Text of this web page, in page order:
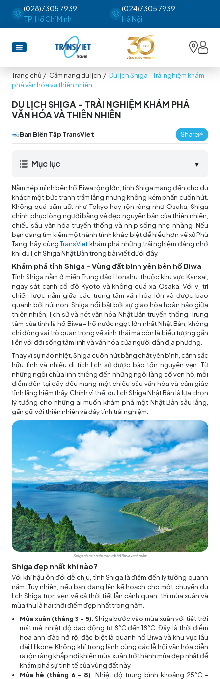
(028)7305 7939
TP. Hồ Chí Minh
(024)7305 7939
Hà Nội
Trang chủ / Cẩm nang du lịch / Du lịch Shiga - Trải nghiệm khám
phá văn hóa và thiên nhiên
DU LỊCH SHIGA - TRẢI NGHIỆM KHÁM PHÁ
VĂN HÓA VÀ THIÊN NHIÊN
Ban Biên Tập TransViet Share
Mục lục ▼
Nằm nép mình bên hồ Biwa rộng lớn, tỉnh Shiga mang đến cho du
khách một bức tranh trầm lắng nhưng không kém phần cuốn hút.
Không quá sầm uất như Tokyo hay rộn ràng như Osaka, Shiga
chinh phục lòng người bằng vẻ đẹp nguyên bản của thiên nhiên,
chiều sâu văn hóa truyền thống và nhịp sống nhẹ nhàng. Nếu
bạn đang tìm kiếm một hành trình khác biệt để hiểu hơn về xứ Phù
Tang, hãy cùngTransVietkhám phá những trải nghiệm đáng nhớ
khi du lịch Shiga Nhật Bản trong bài viết dưới đây.
Khám phá tỉnh Shiga - Vùng đất bình yên bên hồ Biwa
Tỉnh Shiga nằm ở miền Trung đảo Honshu, thuộc khu vực Kansai,
ngay sát cạnh cố đô Kyoto và không quá xa Osaka. Với vị trí
chiến lược nằm giữa các trung tâm văn hóa lớn và được bao
quanh bởi núi non, Shiga nổi bật bởi sự giao hòa hoàn hảo giữa
thiên nhiên, lịch sử và nét văn hóa Nhật Bản truyền thống. Trung
tâm của tỉnh là hồ Biwa – hồ nước ngọt lớn nhất Nhật Bản, không
chỉ đóng vai trò quan trọng về sinh thái mà còn là biểu tượng gắn
liền với đời sống tâm linh và văn hóa của người dân địa phương.
Thay vì sự náo nhiệt, Shiga cuốn hút bằng chất yên bình, cảnh sắc
hữu tình và nhiều di tích lịch sử được bảo tồn nguyên vẹn. Từ
những ngôi chùa linh thiêng đến những ngôi làng cổ ven hồ, mỗi
điểm đến tại đây đều mang một chiều sâu văn hóa và cảm giác
tĩnh lặng hiếm thấy. Chính vì thế, du lịch Shiga Nhật Bản là lựa chọn
lý tưởng cho những ai muốn khám phá một Nhật Bản sâu lắng,
gần gũi với thiên nhiên và đầy tính trải nghiệm.
Shiga nhìn từ trên cao với hồ Biwa xanh thẳm
Shiga đẹp nhất khi nào?
Với khí hậu ôn đới dễ chịu, tỉnh Shiga là điểm đến lý tưởng quanh
năm. Tuy nhiên, nếu bạn đang lên kế hoạch cho một chuyến du
lịch Shiga trọn vẹn về cả thời tiết lẫn cảnh quan, thì mùa xuân và
mùa thu là hai thời điểm đẹp nhất trong năm.
Mùa xuân (tháng 3 – 5): Shiga bước vào mùa xuân với tiết trời
mát mẻ, nhiệt độ dao động từ 8°C đến 18°C. Đây là thời điểm
hoa anh đào nở rộ, đặc biệt là quanh hồ Biwa và khu vực lâu
đài Hikone. Không khí trong lành cùng các lễ hội văn hóa diễn
ra rộn ràng khắp nơi khiến mùa xuân trở thành mùa đẹp nhất để
khám phá sự tinh tế của vùng đất này.
Mùa hè (tháng 6 – 8): Nhiệt độ trung bình khoảng 25°C –